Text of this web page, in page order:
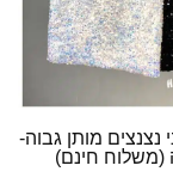
נצנצים מותן גבוה-
(משלוח חינם)